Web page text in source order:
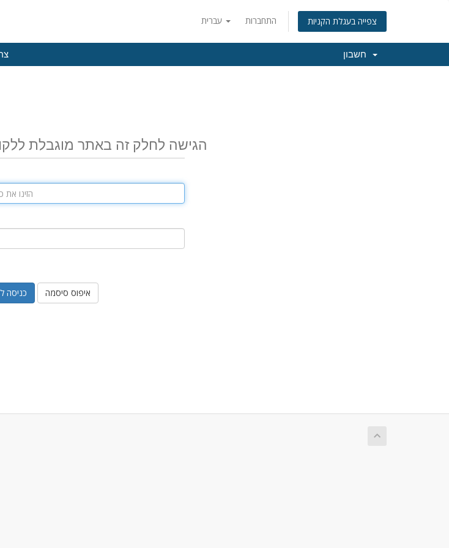
התחברות צפייה בעגלת הקניות
הגישה לחלק זה באתר מוגבלת
איפוס סיסמה